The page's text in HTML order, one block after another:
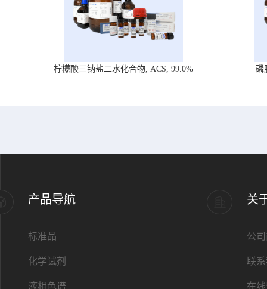
柠檬酸三钠盐二水化合物, ACS, 99.0% 磷
产品导航
标准品
化学试剂
液相色谱
关
公
联
在